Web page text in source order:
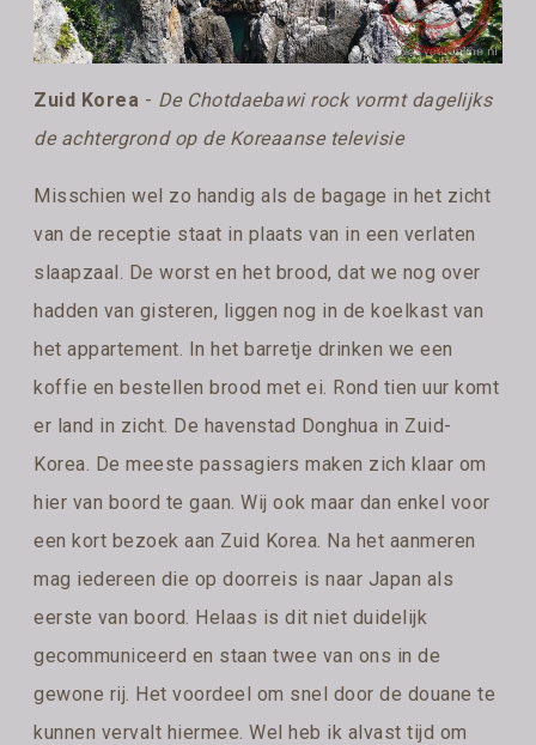
Zuid Korea - De Chotdaebawi rock vormt dagelijks
de achtergrond op de Koreaanse televisie
Misschien wel zo handig als de bagage in het zicht
van de receptie staat in plaats van in een verlaten
slaapzaal. De worst en het brood, dat we nog over
hadden van gisteren, liggen nog in de koelkast van
het appartement. In het barretje drinken we een
koffie en bestellen brood met ei. Rond tien uur komt
er land in zicht. De havenstad Donghua in Zuid-
Korea. De meeste passagiers maken zich klaar om
hier van boord te gaan. Wij ook maar dan enkel voor
een kort bezoek aan Zuid Korea. Na het aanmeren
mag iedereen die op doorreis is naar Japan als
eerste van boord. Helaas is dit niet duidelijk
gecommuniceerd en staan twee van ons in de
gewone rij. Het voordeel om snel door de douane te
kunnen vervalt hiermee. Wel heb ik alvast tijd om